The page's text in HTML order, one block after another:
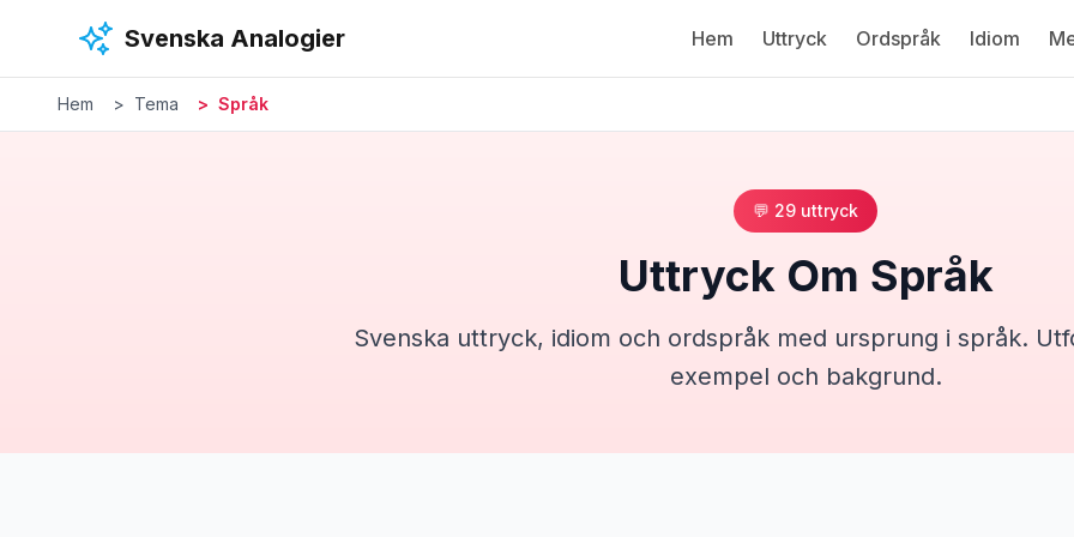
Svenska Analogier Hem Uttryck Ordspråk Idiom
Hem Tema Språk
💬 29 uttryck
Uttryck Om Språk
Svenska uttryck, idiom och ordspråk med ursprung i språk.
exempel och bakgrund.